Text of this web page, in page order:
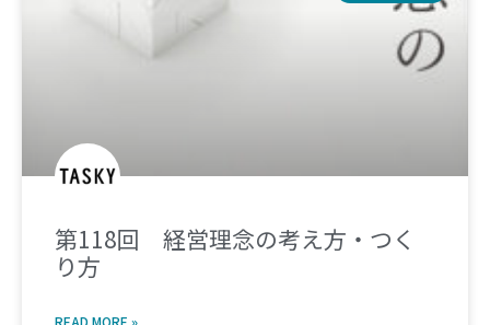
第118回 経営理念の考え方・つく
り方
READ MORE »